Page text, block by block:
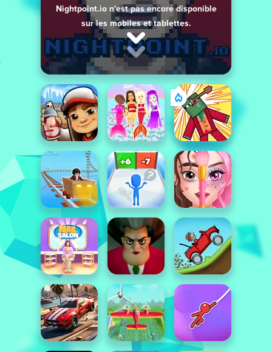
Nightpoint.io n'est pas encore disponible
sur les mobiles et tablettes.